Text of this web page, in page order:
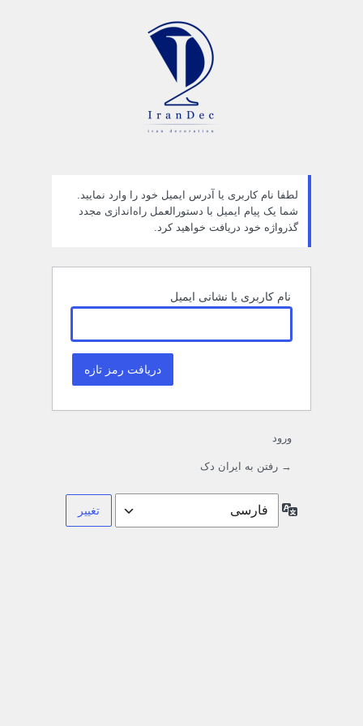
لطفا نام کاربری یا آدرس ایمیل خود را وارد نمایید.
شما یک پیام ایمیل با دستورالعمل راه‌اندازی مجدد
گذرواژه خود دریافت خواهید کرد.
نام کاربری یا نشانی ایمیل
ورود
→ رفتن به ایران دک
زبان